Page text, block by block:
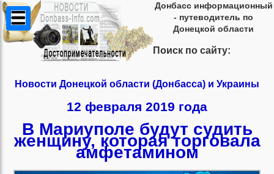
Донбасс информационный
- путеводитель по
Донецкой области
Поиск по сайту:
Новости Донецкой области (Донбасса) и Украины
12 февраля 2019 года
В Мариуполе будут судить
женщину, которая торговала
амфетамином